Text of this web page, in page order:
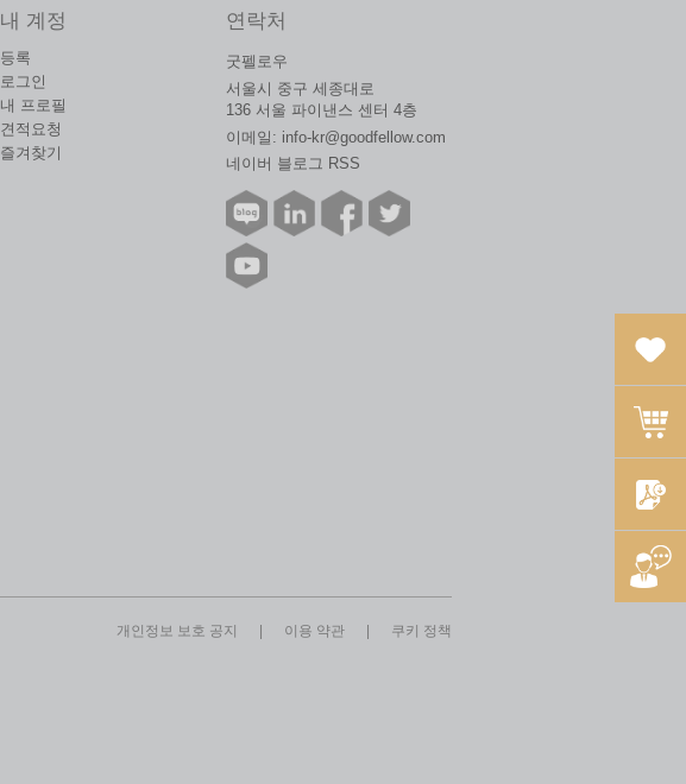
내 계정
등록
로그인
내 프로필
견적요청
즐겨찾기
연락처
굿펠로우
서울시 중구 세종대로
136 서울 파이낸스 센터 4층
이메일: info-kr@goodfellow.com
네이버 블로그 RSS
개인정보 보호 공지 이용 약관 쿠키 정책